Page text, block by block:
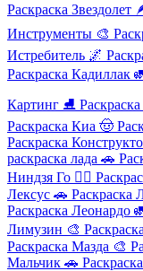
Раскраска Звездолет
Инструменты 🎨
Истребитель 🌌
Раскраска Кадиллак
Картинг ⛸️
Раскраска Киа 🤠
Раскраска
раскраска лада 🚗
Ниндзя Го 🦸‍♂️
Лексус 🚗 Раскраска
Раскраска Леонардо
Лимузин 🎨
Раскраска Мазда 🎨
Мальчик 🚗